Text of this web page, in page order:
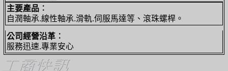
主要產品︰
自潤軸承.線性軸承.滑軌.伺服馬達等、滾珠螺桿。
公司經營沿革︰
服務迅速.專業安心